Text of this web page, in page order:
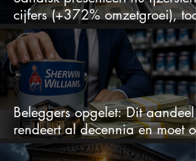
cijfers (+372% omzetgroei), toch
zakt het aandeel weg
Beleggers opgelet: Dit aandeel
rendeert al decennia en moet op
je watchlist staan!